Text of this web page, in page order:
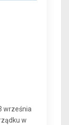
września
w